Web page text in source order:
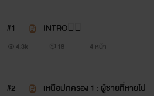
#1 INTRO❤️‍🔥
4.3k 18 4 หน้า
#2 เหนือปกครอง 1 : ผู้ชายที่หายไป